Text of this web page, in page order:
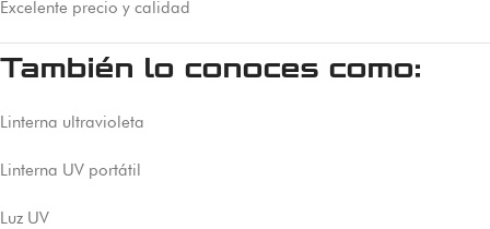
Excelente precio y calidad
También lo conoces como:
Linterna ultravioleta
Linterna UV portátil
Luz UV